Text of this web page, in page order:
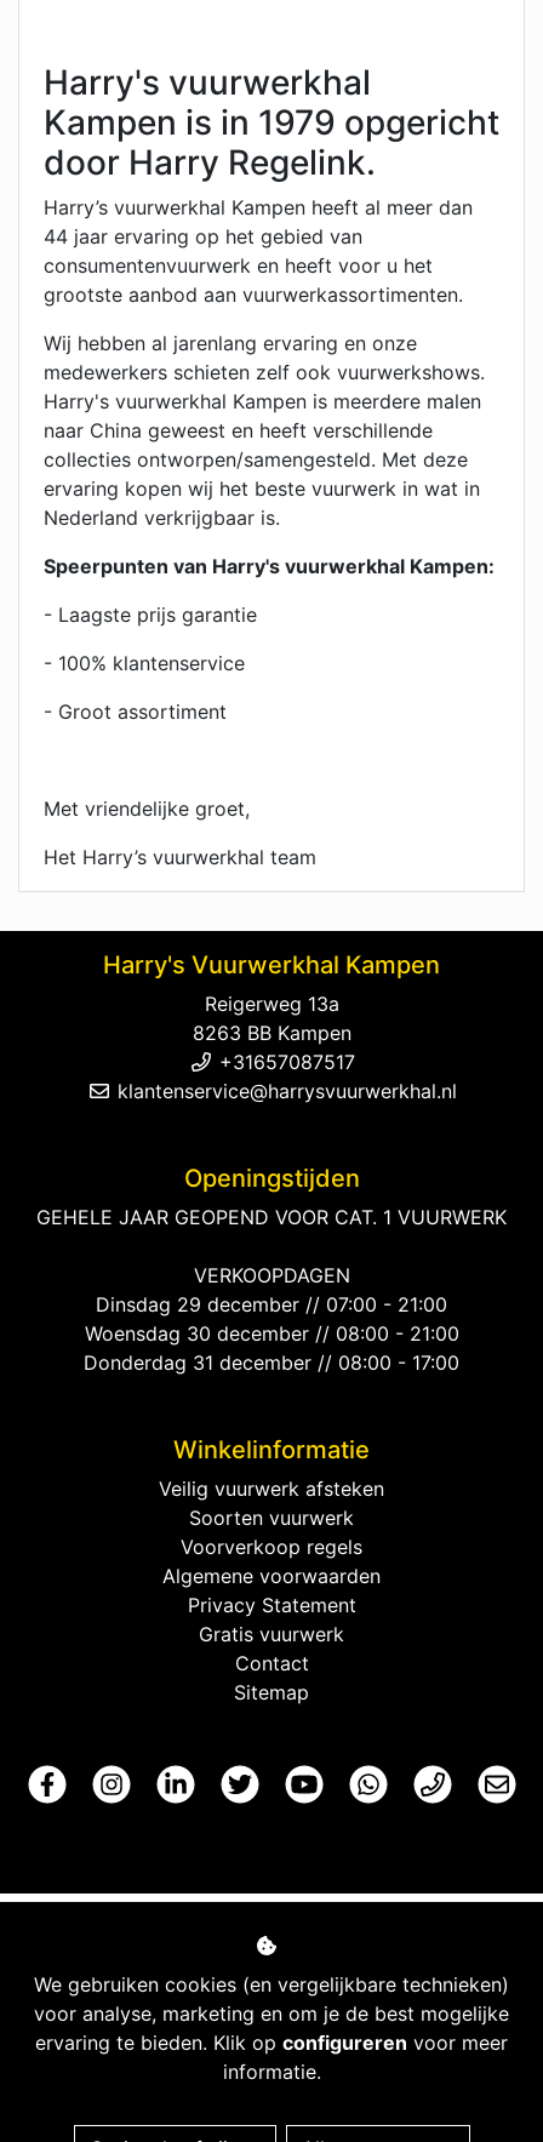
Harry's vuurwerkhal
Kampen is in 1979 opgericht
door Harry Regelink.
Harry’s vuurwerkhal Kampen heeft al meer dan
44 jaar ervaring op het gebied van
consumentenvuurwerk en heeft voor u het
grootste aanbod aan vuurwerkassortimenten.
Wij hebben al jarenlang ervaring en onze
medewerkers schieten zelf ook vuurwerkshows.
Harry's vuurwerkhal Kampen is meerdere malen
naar China geweest en heeft verschillende
collecties ontworpen/samengesteld. Met deze
ervaring kopen wij het beste vuurwerk in wat in
Nederland verkrijgbaar is.
Speerpunten van Harry's vuurwerkhal Kampen:
- Laagste prijs garantie
- 100% klantenservice
- Groot assortiment
Met vriendelijke groet,
Het Harry’s vuurwerkhal team
We gebruiken cookies (en vergelijkbare technieken)
voor analyse, marketing en om je de best mogelijke
ervaring te bieden. Klik op configureren voor meer
informatie.
Harry's Vuurwerkhal Kampen
Reigerweg 13a
8263 BB Kampen
+31657087517
klantenservice@harrysvuurwerkhal.nl
Openingstijden
GEHELE JAAR GEOPEND VOOR CAT. 1 VUURWERK
VERKOOPDAGEN
Dinsdag 29 december // 07:00 - 21:00
Woensdag 30 december // 08:00 - 21:00
Donderdag 31 december // 08:00 - 17:00
Winkelinformatie
Veilig vuurwerk afsteken
Soorten vuurwerk
Voorverkoop regels
Algemene voorwaarden
Privacy Statement
Gratis vuurwerk
Contact
Sitemap
Managed hosting